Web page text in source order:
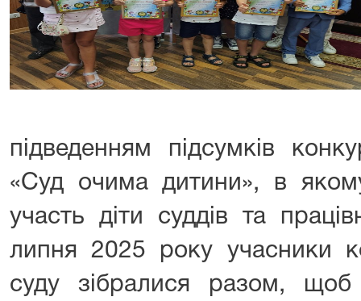
підведенням підсумків
«Суд очима дитини», в
участь діти суддів та
липня 2025 року учасники
суду зібралися разом, щоб